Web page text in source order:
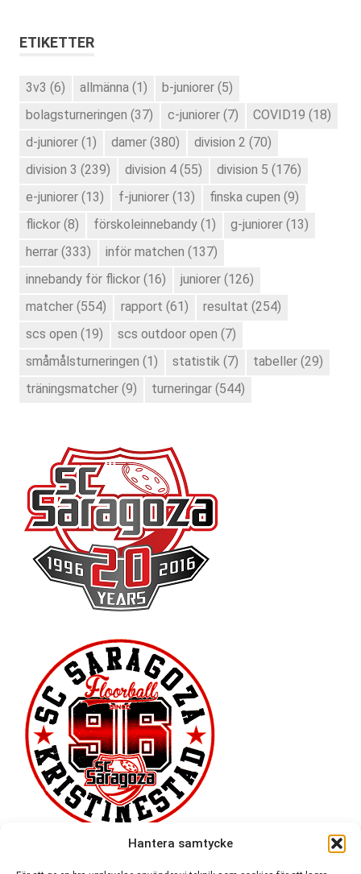
Hantera samtycke
ETIKETTER
3v3 (6) allmänna (1) b-juniorer (5)
bolagsturneringen (37) c-juniorer (7) COVID19 (18)
d-juniorer (1) damer (380) division 2 (70)
division 3 (239) division 4 (55) division 5 (176)
e-juniorer (13) f-juniorer (13) finska cupen (9)
flickor (8) förskoleinnebandy (1) g-juniorer (13)
herrar (333) inför matchen (137)
innebandy för flickor (16) juniorer (126)
matcher (554) rapport (61) resultat (254)
scs open (19) scs outdoor open (7)
småmålsturneringen (1) statistik (7) tabeller (29)
träningsmatcher (9) turneringar (544)